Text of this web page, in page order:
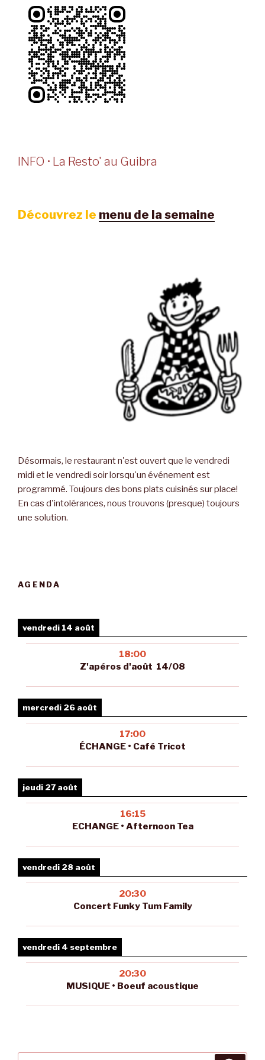
INFO • La Resto' au Guibra
Découvrez le menu de la semaine
Désormais, le restaurant n'est ouvert que le vendredi
midi et le vendredi soir lorsqu'un événement est
programmé. Toujours des bons plats cuisinés sur place!
En cas d'intolérances, nous trouvons (presque) toujours
une solution.
AGENDA
vendredi 14 août
18:00
Z'apéros d'août 14/08
mercredi 26 août
17:00
ÉCHANGE • Café Tricot
jeudi 27 août
16:15
ECHANGE • Afternoon Tea
vendredi 28 août
20:30
Concert Funky Tum Family
vendredi 4 septembre
20:30
MUSIQUE • Boeuf acoustique